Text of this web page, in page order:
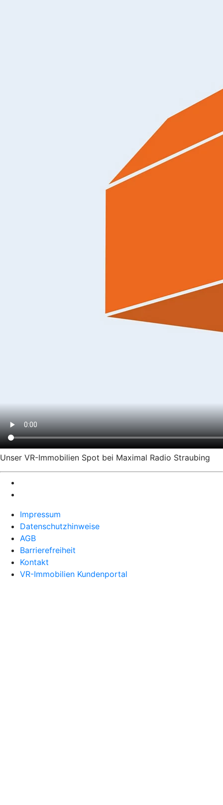
Unser VR-Immobilien Spot bei Maximal Radio Straubing
Impressum
Datenschutzhinweise
AGB
Barrierefreiheit
Kontakt
VR-Immobilien Kundenportal